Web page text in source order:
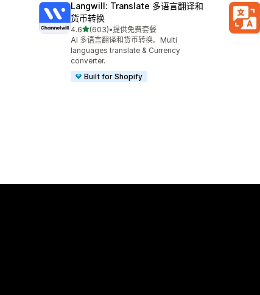
Langwill: Translate 多语言翻译和
货币转换
4.6星（满分 5 星）
(603)
总共 603 条评论
•提供免费套餐
AI 多语言翻译和货币转换。Multi
languages translate & Currency
converter.
Built for Shopify